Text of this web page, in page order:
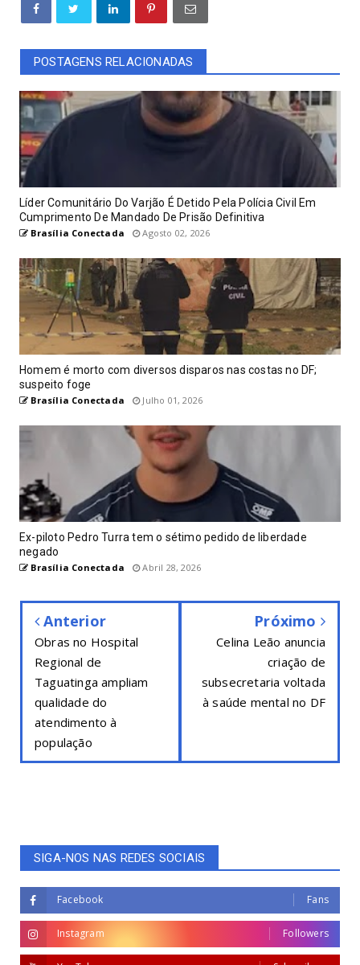
POSTAGENS RELACIONADAS
Líder Comunitário Do Varjão É Detido Pela Polícia Civil Em
Cumprimento De Mandado De Prisão Definitiva
Brasília Conectada Agosto 02, 2026
Homem é morto com diversos disparos nas costas no DF;
suspeito foge
Brasília Conectada Julho 01, 2026
Ex-piloto Pedro Turra tem o sétimo pedido de liberdade
negado
Brasília Conectada Abril 28, 2026
Anterior
Obras no Hospital
Regional de
Taguatinga ampliam
qualidade do
atendimento à
população
Próximo
Celina Leão anuncia
criação de
subsecretaria voltada
à saúde mental no DF
SIGA-NOS NAS REDES SOCIAIS
Facebook Fans
Instagram Followers